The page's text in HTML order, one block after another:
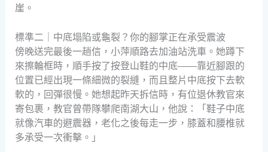
崖。
標準二｜中底塌陷或龜裂？你的腳掌正在承受震波
傍晚送完最後一趟信，小萍順路去加油站洗車。她蹲下
來擦輪框時，順手按了按登山鞋的中底——靠近腳跟的
位置已經出現一條細微的裂縫，而且整片中底按下去軟
軟的，回彈很慢。她想起昨天拆信時，有位退休教官來
寄包裹，教官曾帶隊攀爬南湖大山，他說：「鞋子中底
就像汽車的避震器，老化之後每走一步，膝蓋和腰椎就
多承受一次衝擊。」